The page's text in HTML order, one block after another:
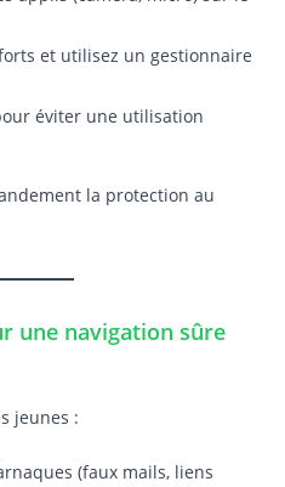
et utilisez un gestionnaire
éviter une utilisation
la protection au
une navigation sûre
jeunes :
(faux mails, liens